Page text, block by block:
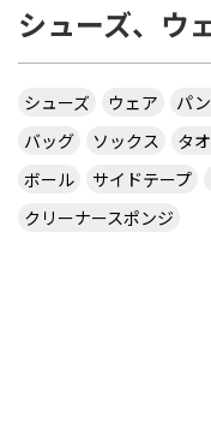
シューズ、ウ
シューズ ウェア パ
バッグ
ソックス タ
ボール
サイドテープ
クリーナースポンジ